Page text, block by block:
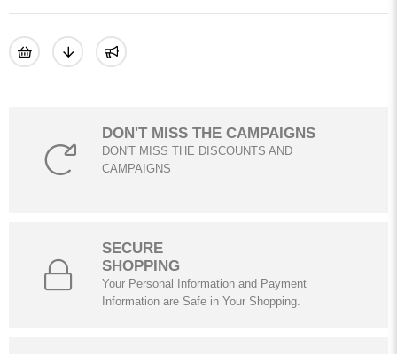
DON'T MISS THE CAMPAIGNS
DON'T MISS THE DISCOUNTS AND
CAMPAIGNS
SECURE
SHOPPING
Your Personal Information and Payment
Information are Safe in Your Shopping.